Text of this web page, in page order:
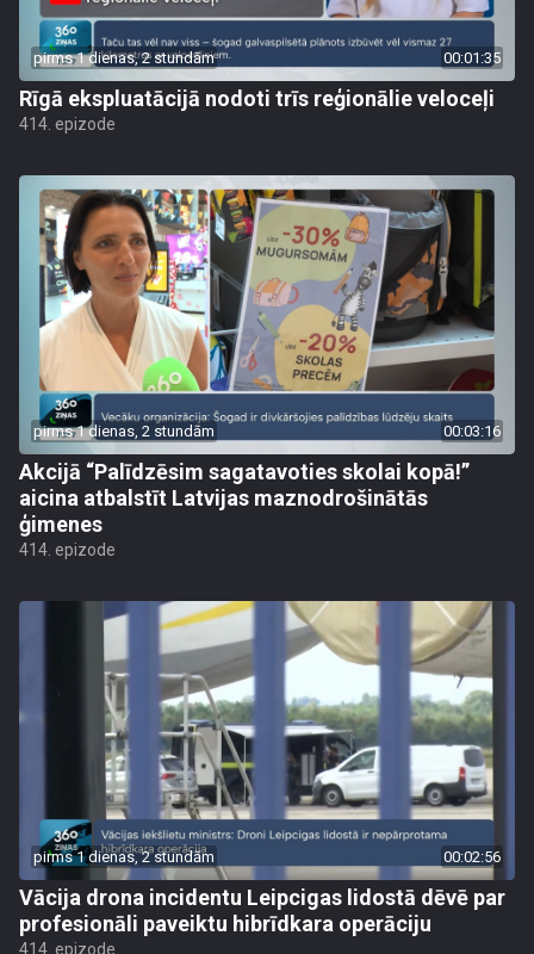
pirms 1 dienas, 2 stundām 00:01:35
Rīgā ekspluatācijā nodoti trīs reģionālie veloceļi
414. epizode
pirms 1 dienas, 2 stundām 00:03:16
Akcijā “Palīdzēsim sagatavoties skolai kopā!”
aicina atbalstīt Latvijas maznodrošinātās
ģimenes
414. epizode
pirms 1 dienas, 2 stundām 00:02:56
Vācija drona incidentu Leipcigas lidostā dēvē par
profesionāli paveiktu hibrīdkara operāciju
414. epizode